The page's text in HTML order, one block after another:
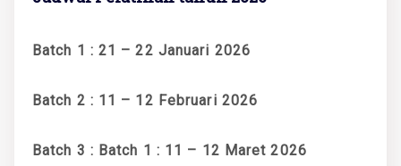
Batch 1 : 21 – 22 Januari 2026
Batch 2 : 11 – 12 Februari 2026
Batch 3 : Batch 1 : 11 – 12 Maret 2026